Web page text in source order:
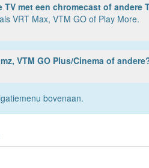
tablet of smartphone? Of op je TV met een chromecast of
VRT Max, VTM GO of Play More.
VTM GO Plus/Cinema of
bovenaan.